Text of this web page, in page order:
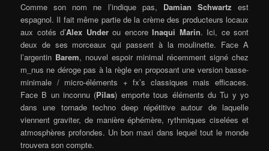
Comme son nom ne l’indique pas, Damian Schwartz est
espagnol. Il fait même partie de la crème des producteurs locaux
aux cotés d’Alex Underou encoreInaqui Marin. Ici, ce sont
deux de ses morceaux qui passent à la moulinette. Face A
l’argentin Barem, nouvel espoir minimal récemment signé chez
m_nus ne déroge pas à la règle en proposant une version basse-
minimale / micro-éléments + fx’s classiques mais efficaces.
Face B un inconnu (Pilas) emporte tous éléments du Tu y yo
dans une tornade techno deep répétitive autour de laquelle
viennent graviter, de manière éphémère, rythmiques ciselées et
atmosphères profondes. Un bon maxi dans lequel tout le monde
trouvera son compte.